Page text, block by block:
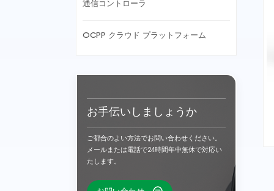
通信コントローラ
OCPP クラウド プラットフォーム
お手伝いしましょうか
ご都合のよい方法でお問い合わせください。
メールまたは電話で24時間年中無休で対応い
たします。